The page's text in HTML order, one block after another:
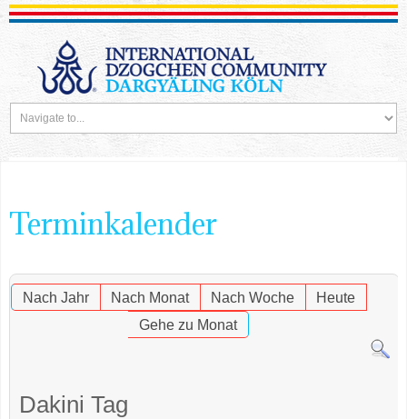
Terminkalender
Nach Jahr Nach Monat Nach Woche
Heute
Gehe zu Monat
Dakini Tag